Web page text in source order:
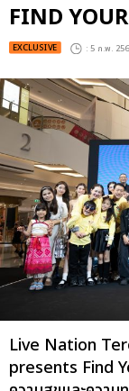
FIND
EXCLUSIVE : 5 ก.พ.
Live Nation
presents Find